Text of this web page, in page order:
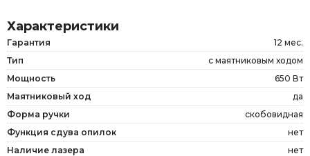
Характеристики
Гарантия
12 мес.
Тип
с маятниковым ходом
Мощность
650 Вт
Маятниковый ход
да
Форма ручки
скобовидная
Функция сдува опилок
нет
Наличие лазера
нет